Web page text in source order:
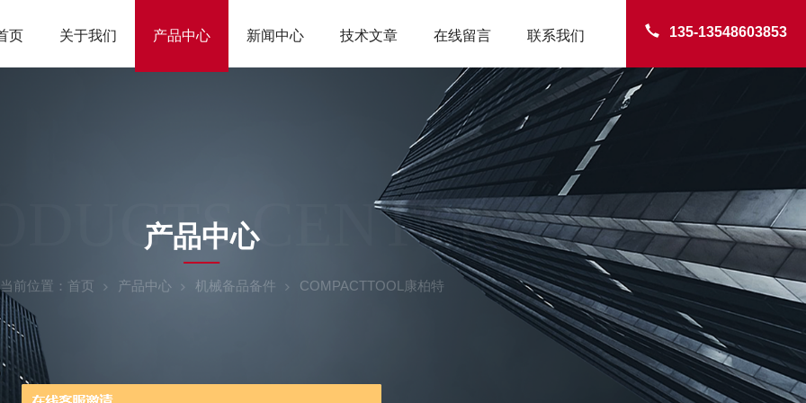
135-13548603853
页 关于我们 产品中心 新闻中心 技术文章 在线留言 联系我们
CENTER
产品中心
当前位置： 首页 产品中心 机械备品备件 COMPACTTOOL康柏特